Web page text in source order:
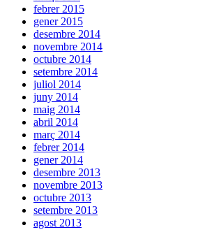
febrer 2015
gener 2015
desembre 2014
novembre 2014
octubre 2014
setembre 2014
juliol 2014
juny 2014
maig 2014
abril 2014
març 2014
febrer 2014
gener 2014
desembre 2013
novembre 2013
octubre 2013
setembre 2013
agost 2013